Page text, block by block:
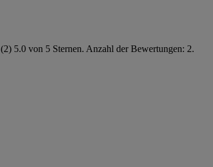
(2) 5.0 von 5 Sternen. Anzahl der Bewertungen: 2.